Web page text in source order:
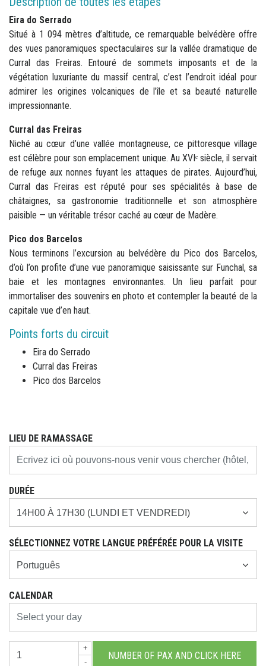
Eira do Serrado
Situé à 1 094 mètres d’altitude, ce remarquable belvédère offre
des vues panoramiques spectaculaires sur la vallée dramatique de
Curral das Freiras. Entouré de sommets imposants et de la
végétation luxuriante du massif central, c’est l’endroit idéal pour
admirer les origines volcaniques de l’île et sa beauté naturelle
impressionnante.
Curral das Freiras
Niché au cœur d’une vallée montagneuse, ce pittoresque village
est célèbre pour son emplacement unique. Au XVIᵉ siècle, il servait
de refuge aux nonnes fuyant les attaques de pirates. Aujourd’hui,
Curral das Freiras est réputé pour ses spécialités à base de
châtaignes, sa gastronomie traditionnelle et son atmosphère
paisible — un véritable trésor caché au cœur de Madère.
Pico dos Barcelos
Nous terminons l’excursion au belvédère du Pico dos Barcelos,
d’où l’on profite d’une vue panoramique saisissante sur Funchal, sa
baie et les montagnes environnantes. Un lieu parfait pour
immortaliser des souvenirs en photo et contempler la beauté de la
capitale vue d’en haut.
Points forts du circuit
Eira do Serrado
Curral das Freiras
Pico dos Barcelos
LIEU DE RAMASSAGE
DURÉE
SÉLECTIONNEZ VOTRE LANGUE PRÉFÉRÉE POUR LA VISITE
CALENDAR
+
-